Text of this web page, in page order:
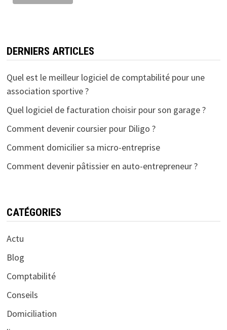
DERNIERS ARTICLES
Quel est le meilleur logiciel de comptabilité pour une
association sportive ?
Quel logiciel de facturation choisir pour son garage ?
Comment devenir coursier pour Diligo ?
Comment domicilier sa micro-entreprise
Comment devenir pâtissier en auto-entrepreneur ?
CATÉGORIES
Actu
Blog
Comptabilité
Conseils
Domiciliation